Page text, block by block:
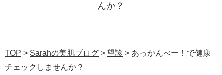
んか？
TOP > Sarahの美肌ブログ > 望診 > あっかんべー！で健康
チェックしませんか？